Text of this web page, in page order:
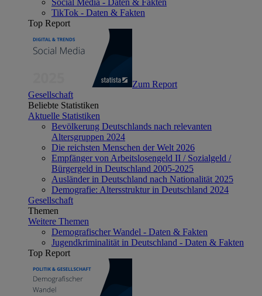
TikTok - Daten & Fakten
Top Report
Zum Report
Gesellschaft
Beliebte Statistiken
Aktuelle Statistiken
Bevölkerung Deutschlands nach relevanten
Altersgruppen 2024
Die reichsten Menschen der Welt 2026
Empfänger von Arbeitslosengeld II / Sozialgeld /
Bürgergeld in Deutschland 2005-2025
Ausländer in Deutschland nach Nationalität 2025
Demografie: Altersstruktur in Deutschland 2024
Gesellschaft
Themen
Weitere Themen
Demografischer Wandel - Daten & Fakten
Jugendkriminalität in Deutschland - Daten & Fakten
Top Report